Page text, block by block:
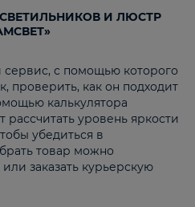
И ЛЮСТР
с помощью которого
проверить, как он подходит
калькулятора
уровень яркости
убедиться в
товар можно
заказать курьерскую